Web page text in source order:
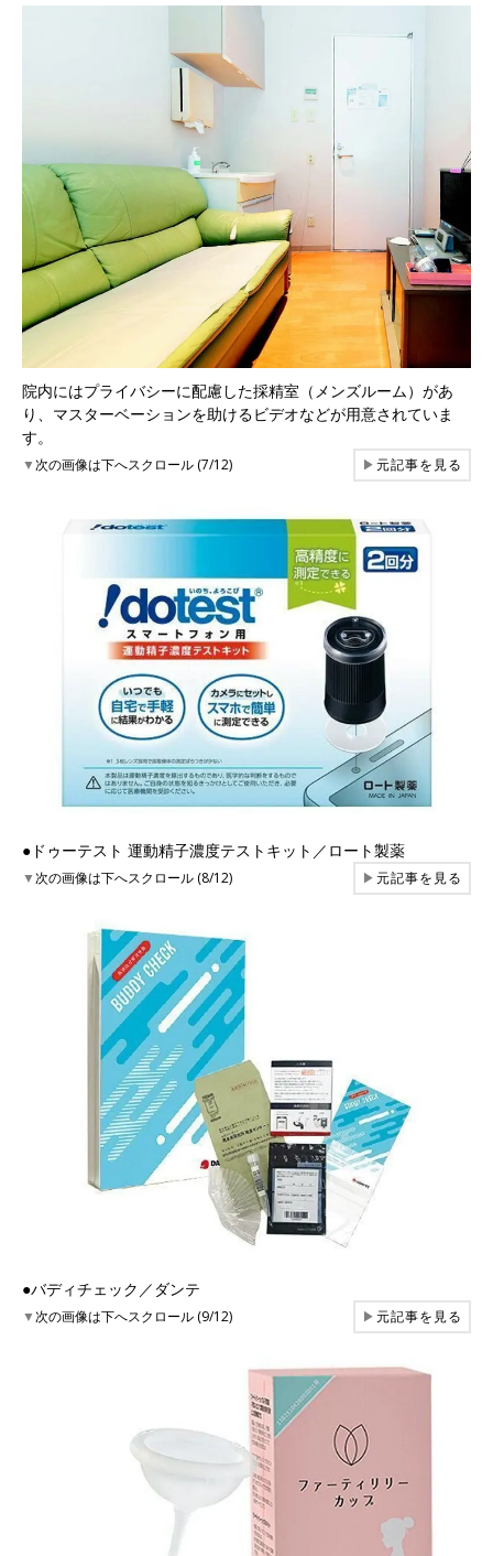
院内にはプライバシーに配慮した採精室（メンズルーム）があ
り、マスターベーションを助けるビデオなどが用意されていま
す。
▼次の画像は下へスクロール (7/12) ▶元記事を見る
●ドゥーテスト 運動精子濃度テストキット／ロート製薬
▼次の画像は下へスクロール (8/12) ▶元記事を見る
●バディチェック／ダンテ
▼次の画像は下へスクロール (9/12) ▶元記事を見る